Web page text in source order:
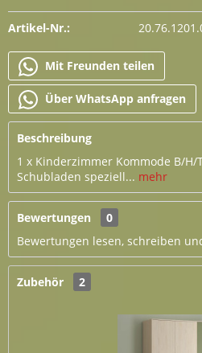
Artikel-Nr.:
Mit Freunden teilen
Über WhatsApp anfragen
Beschreibung
1 x Kinderzimmer Kommode B/H/
Schubladen speziell... mehr
Bewertungen
0
Bewertungen lesen, schreiben
Zubehör 2